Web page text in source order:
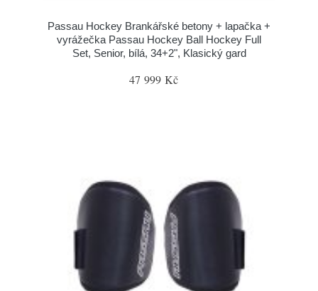
Passau Hockey Brankářské betony + lapačka +
vyrážečka Passau Hockey Ball Hockey Full
Set, Senior, bílá, 34+2", Klasický gard
47 999 Kč